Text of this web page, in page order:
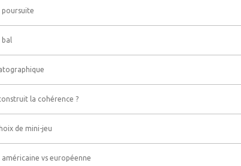
poursuite
bal
la cohérence ?
de mini-jeu
américaine vs européenne